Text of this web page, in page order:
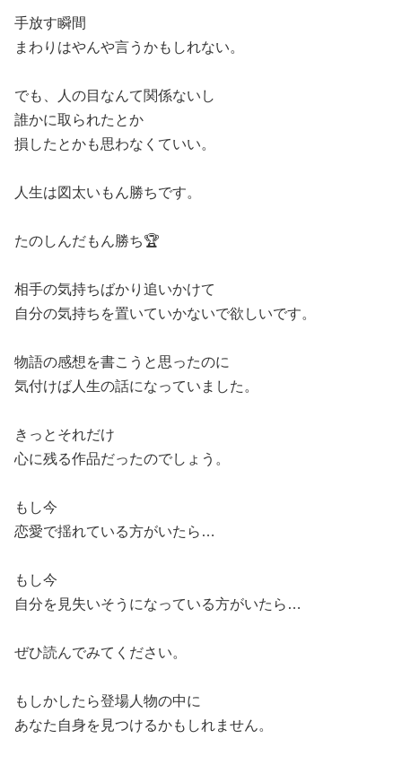
手放す瞬間
まわりはやんや言うかもしれない。
でも、人の目なんて関係ないし
誰かに取られたとか
損したとかも思わなくていい。
人生は図太いもん勝ちです。
たのしんだもん勝ち🏆
相手の気持ちばかり追いかけて
自分の気持ちを置いていかないで欲しいです。
物語の感想を書こうと思ったのに
気付けば人生の話になっていました。
きっとそれだけ
心に残る作品だったのでしょう。
もし今
恋愛で揺れている方がいたら…
もし今
自分を見失いそうになっている方がいたら…
ぜひ読んでみてください。
もしかしたら登場人物の中に
あなた自身を見つけるかもしれません。